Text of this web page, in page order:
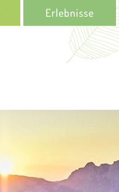
Erlebnisse